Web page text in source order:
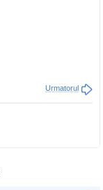
Urmatorul